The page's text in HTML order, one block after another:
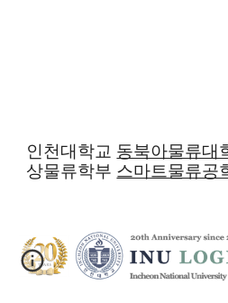
인천대학교 동북아물류대
상물류학부 스마트물류공